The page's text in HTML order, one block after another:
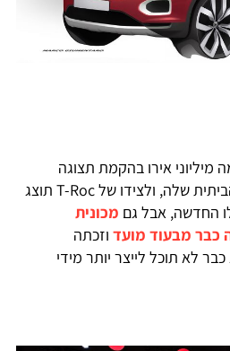
מיליוני אירו בהקמת תצוגה
מפוארת בתערוכת הרכב הביתית שלה, ולצידו של T-Roc תוצג
החדשה, אבל גם מכונית
כבר מבעוד מועד וזכתה
לא תוכל לייצר יותר מידי